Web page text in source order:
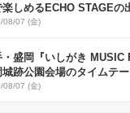
楽しめるECHO STAGEの
08/07 (金)
・盛岡『いしがき MUSIC
城跡公園会場のタイムテ
08/07 (金)